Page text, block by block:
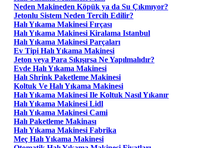
Neden Makineden Köpük ya da Su Çıkmıyor?
Jetonlu Sistem Neden Tercih Edilir?
Halı Yıkama Makinesi Fırçası
Halı Yıkama Makinesi Kiralama Istanbul
Halı Yıkama Makinesi Parçaları
Ev Tipi Halı Yıkama Makinesi
Jeton veya Para Sıkışırsa Ne Yapılmalıdır?
Evde Halı Yıkama Makinesi
Halı Shrink Paketleme Makinesi
Koltuk Ve Halı Yıkama Makinesi
Halı Yıkama Makinesi Ile Koltuk Nasıl Yıkanır
Halı Yıkama Makinesi Lidl
Halı Yıkama Makinesi Cami
Halı Paketleme Makinası
Halı Yıkama Makinesi Fabrika
Meç Halı Yıkama Makinesi